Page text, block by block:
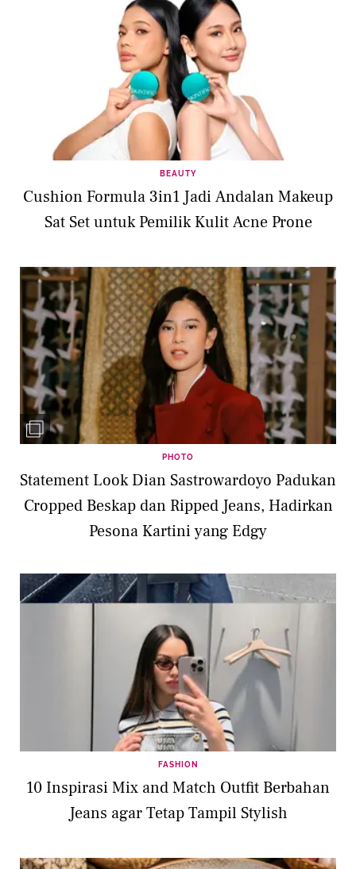
BEAUTY
Cushion Formula 3in1 Jadi Andalan Makeup
Sat Set untuk Pemilik Kulit Acne Prone
PHOTO
Statement Look Dian Sastrowardoyo Padukan
Cropped Beskap dan Ripped Jeans, Hadirkan
Pesona Kartini yang Edgy
FASHION
10 Inspirasi Mix and Match Outfit Berbahan
Jeans agar Tetap Tampil Stylish